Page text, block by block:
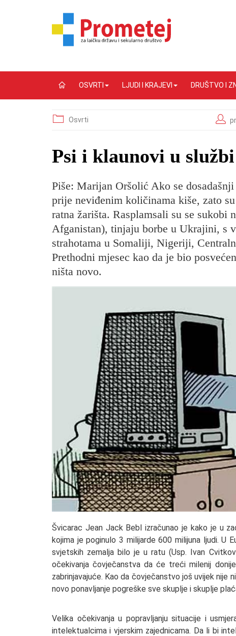
OSVRTI LJUDI I KRAJEVI DRUŠTVO I
Osvrti
Psi i klaunovi u
Piše: Marijan Oršolić Ako se
prije neviđenim količinama kiše, zato
ratna žarišta. Rasplamsali su se
Afganistan), tinjaju borbe u Ukrajini, s
strahotama u Somaliji, Nigeriji,
Prethodni mjesec kao da je bio
ništa novo.
Švicarac Jean Jack Bebl izračunao je kako je u
kojima je poginulo 3 milijarde 600 milijuna ljudi. U
svjetskih zemalja bilo je u ratu (Usp. Ivan
očekivanja čovječanstva da će treći milenij
zabrinjavajuće. Kao da čovječanstvo još uvijek nije
novo ponavljanje pogreške sve skuplje i skuplje
Velika očekivanja u popravljanju situacije i
intelektualcima i vjerskim zajednicama. Da li bi